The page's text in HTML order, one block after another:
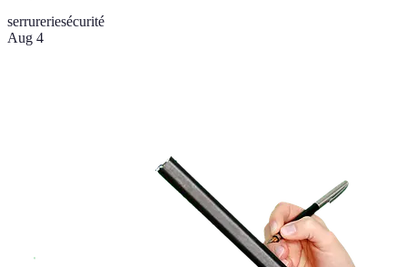
serrureriesécurité
Aug 4